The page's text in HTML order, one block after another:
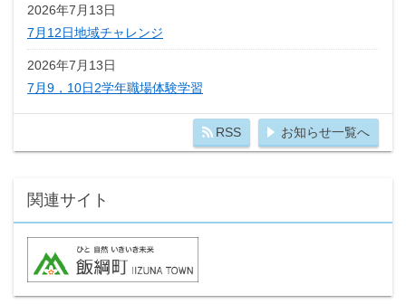
2026年7月13日
7月12日地域チャレンジ
2026年7月13日
7月9，10日2学年職場体験学習
RSS お知らせ一覧へ
関連サイト